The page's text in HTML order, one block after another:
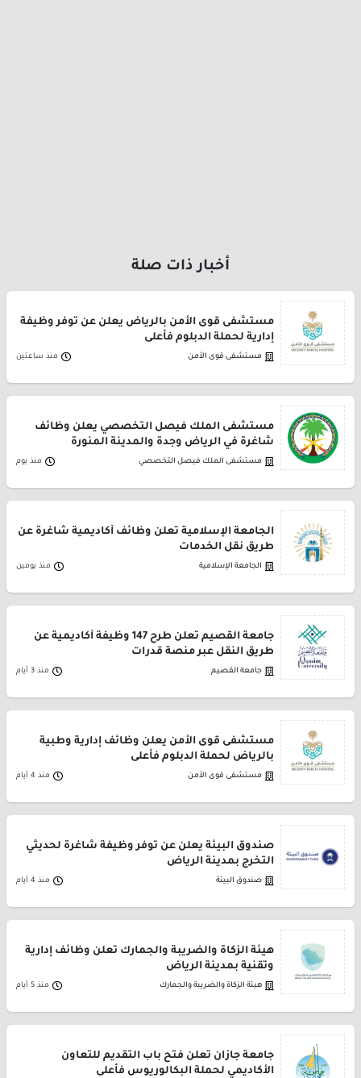
أخبار ذات صلة
مستشفى قوى الأمن بالرياض يعلن عن توفر وظيفة
إدارية لحملة الدبلوم فأعلى
مستشفى قوى الأمن منذ ساعتين
مستشفى الملك فيصل التخصصي يعلن وظائف
شاغرة في الرياض وجدة والمدينة المنورة
مستشفى الملك فيصل التخصصي منذ يوم
الجامعة الإسلامية تعلن وظائف أكاديمية شاغرة عن
طريق نقل الخدمات
الجامعة الإسلامية منذ يومين
جامعة القصيم تعلن طرح 147 وظيفة أكاديمية عن
طريق النقل عبر منصة قدرات
جامعة القصيم منذ 3 أيام
مستشفى قوى الأمن يعلن وظائف إدارية وطبية
بالرياض لحملة الدبلوم فأعلى
مستشفى قوى الأمن منذ 4 أيام
صندوق البيئة يعلن عن توفر وظيفة شاغرة لحديثي
التخرج بمدينة الرياض
صندوق البيئة منذ 4 أيام
هيئة الزكاة والضريبة والجمارك تعلن وظائف إدارية
وتقنية بمدينة الرياض
هيئة الزكاة والضريبة والجمارك منذ 5 أيام
جامعة جازان تعلن فتح باب التقديم للتعاون
الأكاديمي لحملة البكالوريوس فأعلى